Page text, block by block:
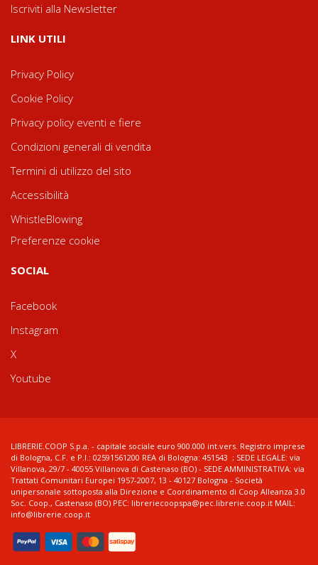
Iscriviti alla Newsletter
LINK UTILI
Privacy Policy
Cookie Policy
Privacy policy eventi e fiere
Condizioni generali di vendita
Termini di utilizzo del sito
Accessibilità
WhistleBlowing
Preferenze cookie
SOCIAL
Facebook
Instagram
X
Youtube
LIBRERIE.COOP S.p.a. - capitale sociale euro 900.000 int.vers. Registro imprese
di Bologna, C.F. e P.I.: 02591561200 REA di Bologna: 451543 ; SEDE LEGALE: via
Villanova, 29/7 - 40055 Villanova di Castenaso (BO) - SEDE AMMINISTRATIVA: via
Trattati Comunitari Europei 1957-2007, 13 - 40127 Bologna - Società
unipersonale sottoposta alla Direzione e Coordinamento di Coop Alleanza 3.0
Soc. Coop., Castenaso (BO) PEC: libreriecoopspa@pec.librerie.coop.it MAIL:
info@librerie.coop.it